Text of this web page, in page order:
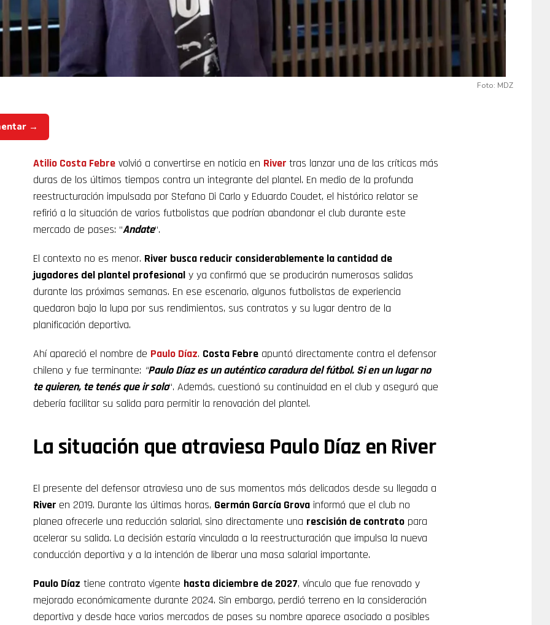
Foto: MDZ
→
Atilio Costa Febre volvió a convertirse en noticia en River tras lanzar una de las críticas más
duras de los últimos tiempos contra un integrante del plantel. En medio de la profunda
reestructuración impulsada por Stefano Di Carlo y Eduardo Coudet, el histórico relator se
refirió a la situación de varios futbolistas que podrían abandonar el club durante este
mercado de pases: “Andate“.
El contexto no es menor. River busca reducir considerablemente la cantidad de
jugadores del plantel profesional y ya confirmó que se producirán numerosas salidas
durante las próximas semanas. En ese escenario, algunos futbolistas de experiencia
quedaron bajo la lupa por sus rendimientos, sus contratos y su lugar dentro de la
planificación deportiva.
Ahí apareció el nombre de Paulo Díaz. Costa Febre apuntó directamente contra el defensor
chileno y fue terminante: “Paulo Díaz es un auténtico caradura del fútbol. Si en un lugar no
te quieren, te tenés que ir solo“. Además, cuestionó su continuidad en el club y aseguró que
debería facilitar su salida para permitir la renovación del plantel.
La situación que atraviesa Paulo Díaz en River
El presente del defensor atraviesa uno de sus momentos más delicados desde su llegada a
River en 2019. Durante las últimas horas, Germán García Grova informó que el club no
planea ofrecerle una reducción salarial, sino directamente una rescisión de contrato para
acelerar su salida. La decisión estaría vinculada a la reestructuración que impulsa la nueva
conducción deportiva y a la intención de liberar una masa salarial importante.
Paulo Díaz tiene contrato vigente hasta diciembre de 2027, vínculo que fue renovado y
mejorado económicamente durante 2024. Sin embargo, perdió terreno en la consideración
deportiva y desde hace varios mercados de pases su nombre aparece asociado a posibles